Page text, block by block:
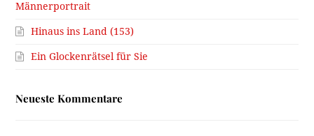
Männerportrait
Hinaus ins Land (153)
Ein Glockenrätsel für Sie
Neueste Kommentare